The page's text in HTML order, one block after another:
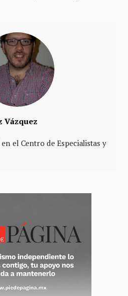
Vázquez
el Centro de Especialistas y